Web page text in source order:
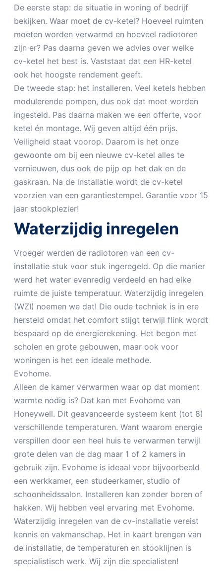
De eerste stap: de situatie in woning of bedrijf
bekijken. Waar moet de cv-ketel? Hoeveel ruimten
moeten worden verwarmd en hoeveel radiotoren
zijn er? Pas daarna geven we advies over welke
cv-ketel het best is. Vaststaat dat een HR-ketel
ook het hoogste rendement geeft.
De tweede stap: het installeren. Veel ketels hebben
modulerende pompen, dus ook dat moet worden
ingesteld. Pas daarna maken we een offerte, voor
ketel én montage. Wij geven altijd één prijs.
Veiligheid staat voorop. Daarom is het onze
gewoonte om bij een nieuwe cv-ketel alles te
vernieuwen, dus ook de pijp op het dak en de
gaskraan. Na de installatie wordt de cv-ketel
voorzien van een garantiestempel. Garantie voor 15
jaar stookplezier!
Waterzijdig inregelen
Vroeger werden de radiotoren van een cv-
installatie stuk voor stuk ingeregeld. Op die manier
werd het water evenredig verdeeld en had elke
ruimte de juiste temperatuur. Waterzijdig inregelen
(WZI) noemen we dat! Die oude techniek is in ere
hersteld omdat het comfort stijgt terwijl flink wordt
bespaard op de energierekening. Het begon met
scholen en grote gebouwen, maar ook voor
woningen is het een ideale methode.
Evohome.
Alleen de kamer verwarmen waar op dat moment
warmte nodig is? Dat kan met Evohome van
Honeywell. Dit geavanceerde systeem kent (tot 8)
verschillende temperaturen. Want waarom energie
verspillen door een heel huis te verwarmen terwijl
grote delen van de dag maar 1 of 2 kamers in
gebruik zijn. Evohome is ideaal voor bijvoorbeeld
een werkkamer, een studeerkamer, studio of
schoonheidssalon. Installeren kan zonder boren of
hakken. Wij hebben veel ervaring met Evohome.
Waterzijdig inregelen van de cv-installatie vereist
kennis en vakmanschap. Het in kaart brengen van
de installatie, de temperaturen en stooklijnen is
specialistisch werk. Wij zijn die specialisten!